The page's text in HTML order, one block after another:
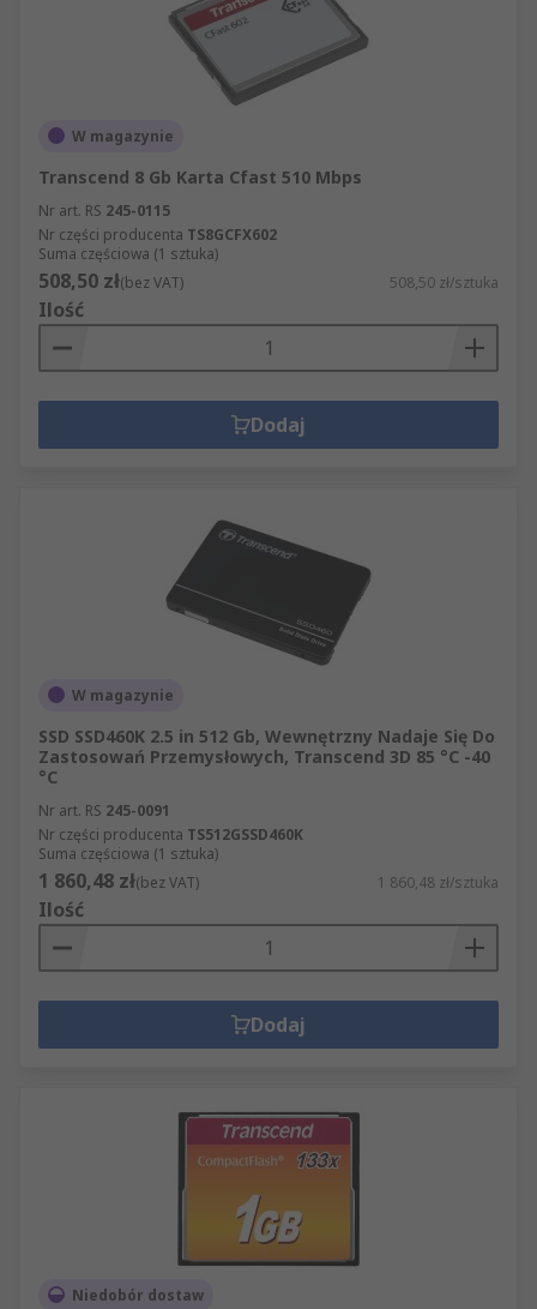
W magazynie
Transcend 8 Gb Karta Cfast 510 Mbps
Nr art. RS 245-0115
Nr części producenta TS8GCFX602
Suma częściowa (1 sztuka)
508,50 zł(bez VAT) 508,50 zł/sztuka
Ilość
Dodaj
W magazynie
SSD SSD460K 2.5 in 512 Gb, Wewnętrzny Nadaje Się Do
Zastosowań Przemysłowych, Transcend 3D 85 °C -40
°C
Nr art. RS 245-0091
Nr części producenta TS512GSSD460K
Suma częściowa (1 sztuka)
1 860,48 zł(bez VAT) 1 860,48 zł/sztuka
Ilość
Dodaj
Niedobór dostaw